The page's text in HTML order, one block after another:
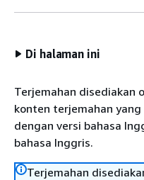
Di halaman ini
Terjemahan disediakan
konten terjemahan
dengan versi bahasa
bahasa Inggris.
Terjemahan